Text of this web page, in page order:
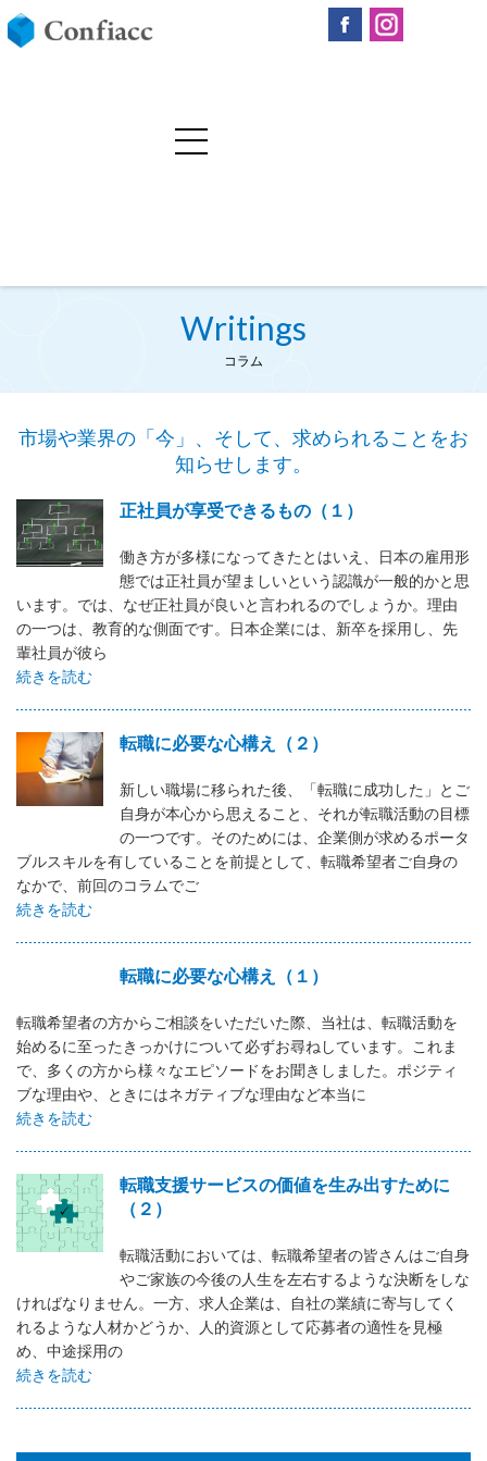
Writings
コラム
市場や業界の「今」、そして、求められることをお
知らせします。
正社員が享受できるもの（１）
働き方が多様になってきたとはいえ、日本の雇用形
態では正社員が望ましいという認識が一般的かと思
います。では、なぜ正社員が良いと言われるのでしょうか。理由
の一つは、教育的な側面です。日本企業には、新卒を採用し、先
輩社員が彼ら
続きを読む
転職に必要な心構え（２）
新しい職場に移られた後、「転職に成功した」とご
自身が本心から思えること、それが転職活動の目標
の一つです。そのためには、企業側が求めるポータ
ブルスキルを有していることを前提として、転職希望者ご自身の
なかで、前回のコラムでご
続きを読む
転職に必要な心構え（１）
転職希望者の方からご相談をいただいた際、当社は、転職活動を
始めるに至ったきっかけについて必ずお尋ねしています。これま
で、多くの方から様々なエピソードをお聞きしました。ポジティ
ブな理由や、ときにはネガティブな理由など本当に
続きを読む
転職支援サービスの価値を生み出すために
（２）
転職活動においては、転職希望者の皆さんはご自身
やご家族の今後の人生を左右するような決断をしな
ければなりません。一方、求人企業は、自社の業績に寄与してく
れるような人材かどうか、人的資源として応募者の適性を見極
め、中途採用の
続きを読む